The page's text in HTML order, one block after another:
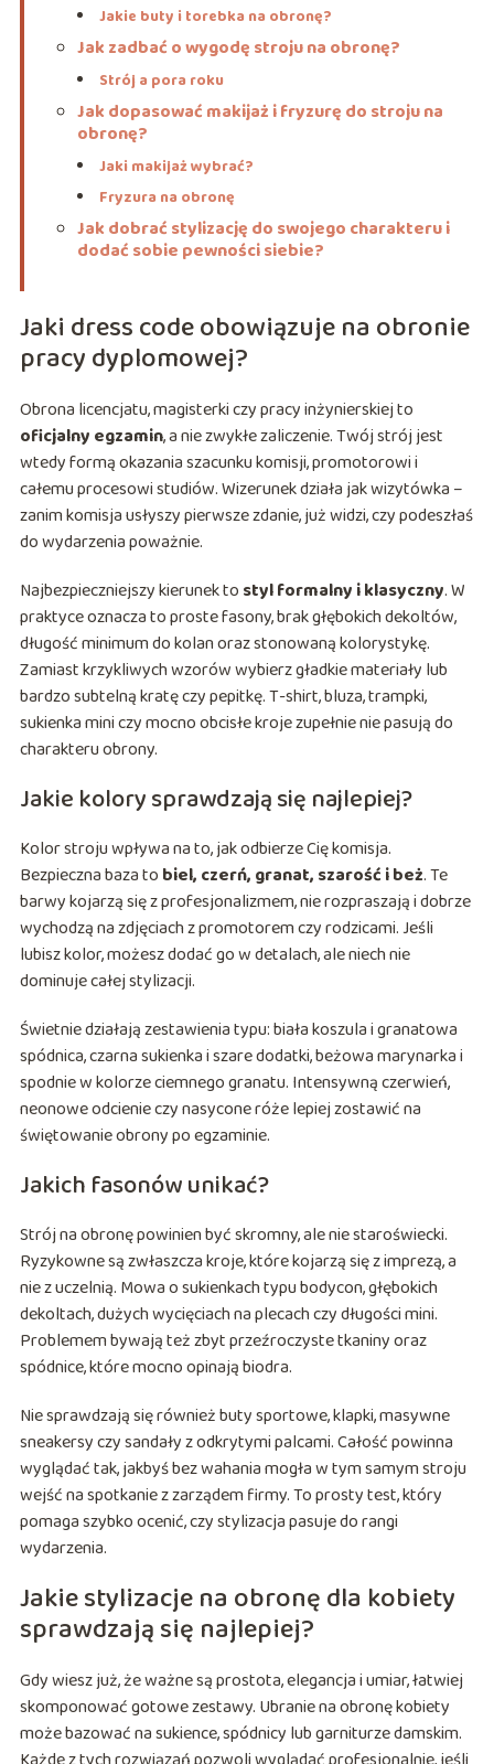
Jakie buty i torebka na obronę?
Jak zadbać o wygodę stroju na obronę?
Strój a pora roku
Jak dopasować makijaż i fryzurę do stroju na
obronę?
Jaki makijaż wybrać?
Fryzura na obronę
Jak dobrać stylizację do swojego charakteru i
dodać sobie pewności siebie?
Jaki dress code obowiązuje na obronie
pracy dyplomowej?
Obrona licencjatu, magisterki czy pracy inżynierskiej to
oficjalny egzamin, a nie zwykłe zaliczenie. Twój strój jest
wtedy formą okazania szacunku komisji, promotorowi i
całemu procesowi studiów. Wizerunek działa jak wizytówka –
zanim komisja usłyszy pierwsze zdanie, już widzi, czy podeszłaś
do wydarzenia poważnie.
Najbezpieczniejszy kierunek to styl formalny i klasyczny. W
praktyce oznacza to proste fasony, brak głębokich dekoltów,
długość minimum do kolan oraz stonowaną kolorystykę.
Zamiast krzykliwych wzorów wybierz gładkie materiały lub
bardzo subtelną kratę czy pepitkę. T-shirt, bluza, trampki,
sukienka mini czy mocno obcisłe kroje zupełnie nie pasują do
charakteru obrony.
Jakie kolory sprawdzają się najlepiej?
Kolor stroju wpływa na to, jak odbierze Cię komisja.
Bezpieczna baza to biel, czerń, granat, szarość i beż. Te
barwy kojarzą się z profesjonalizmem, nie rozpraszają i dobrze
wychodzą na zdjęciach z promotorem czy rodzicami. Jeśli
lubisz kolor, możesz dodać go w detalach, ale niech nie
dominuje całej stylizacji.
Świetnie działają zestawienia typu: biała koszula i granatowa
spódnica, czarna sukienka i szare dodatki, beżowa marynarka i
spodnie w kolorze ciemnego granatu. Intensywną czerwień,
neonowe odcienie czy nasycone róże lepiej zostawić na
świętowanie obrony po egzaminie.
Jakich fasonów unikać?
Strój na obronę powinien być skromny, ale nie staroświecki.
Ryzykowne są zwłaszcza kroje, które kojarzą się z imprezą, a
nie z uczelnią. Mowa o sukienkach typu bodycon, głębokich
dekoltach, dużych wycięciach na plecach czy długości mini.
Problemem bywają też zbyt przeźroczyste tkaniny oraz
spódnice, które mocno opinają biodra.
Nie sprawdzają się również buty sportowe, klapki, masywne
sneakersy czy sandały z odkrytymi palcami. Całość powinna
wyglądać tak, jakbyś bez wahania mogła w tym samym stroju
wejść na spotkanie z zarządem firmy. To prosty test, który
pomaga szybko ocenić, czy stylizacja pasuje do rangi
wydarzenia.
Jakie stylizacje na obronę dla kobiety
sprawdzają się najlepiej?
Gdy wiesz już, że ważne są prostota, elegancja i umiar, łatwiej
skomponować gotowe zestawy. Ubranie na obronę kobiety
może bazować na sukience, spódnicy lub garniturze damskim.